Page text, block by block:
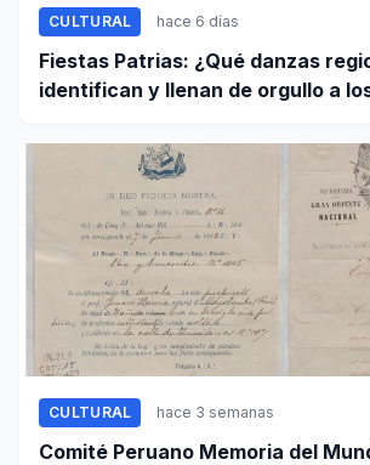
CULTURAL hace 6 días
Fiestas Patrias: ¿Qué danzas
identifican y llenan de orgullo a
CULTURAL hace 3 semanas
Comité Peruano Memoria del